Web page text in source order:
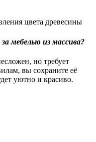
цвета древесины
мебелью из массива?
но требует
вы сохраните её
уютно и красиво.